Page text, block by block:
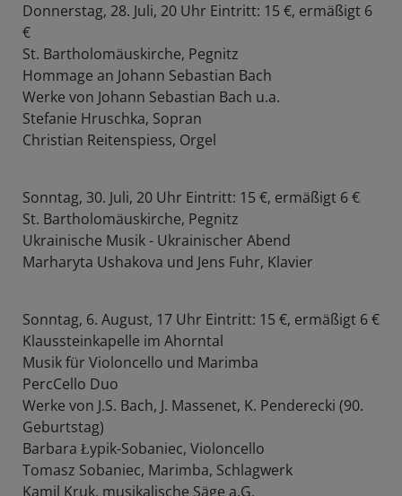
Donnerstag, 28. Juli, 20 Uhr Eintritt: 15 €, ermäßigt 6
€
St. Bartholomäuskirche, Pegnitz
Hommage an Johann Sebastian Bach
Werke von Johann Sebastian Bach u.a.
Stefanie Hruschka, Sopran
Christian Reitenspiess, Orgel
Sonntag, 30. Juli, 20 Uhr Eintritt: 15 €, ermäßigt 6 €
St. Bartholomäuskirche, Pegnitz
Ukrainische Musik - Ukrainischer Abend
Marharyta Ushakova und Jens Fuhr, Klavier
Sonntag, 6. August, 17 Uhr Eintritt: 15 €, ermäßigt 6 €
Klaussteinkapelle im Ahorntal
Musik für Violoncello und Marimba
PercCello Duo
Werke von J.S. Bach, J. Massenet, K. Penderecki (90.
Geburtstag)
Barbara Łypik-Sobaniec, Violoncello
Tomasz Sobaniec, Marimba, Schlagwerk
Kamil Kruk, musikalische Säge a.G.